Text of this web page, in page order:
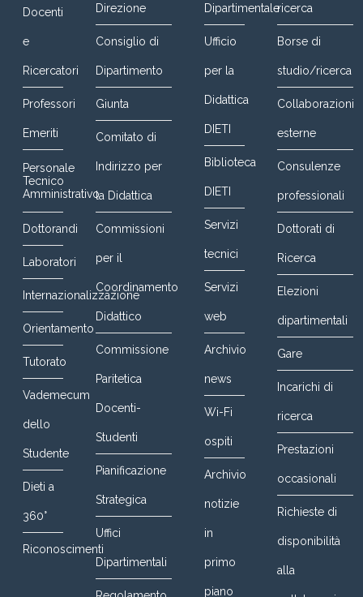
Docenti
e
Ricercatori
Professori
Emeriti
Personale
Tecnico
Amministrativo
Dottorandi
Laboratori
Internazionalizzazione
Orientamento
Tutorato
Vademecum
dello
Studente
Dieti a
360°
Riconoscimenti
Direzione
Consiglio di
Dipartimento
Giunta
Comitato di
Indirizzo per
la Didattica
Commissioni
per il
Coordinamento
Didattico
Commissione
Paritetica
Docenti-
Studenti
Pianificazione
Strategica
Uffici
Dipartimentali
Dipartimentale
Ufficio
per la
Didattica
DIETI
Biblioteca
DIETI
Servizi
tecnici
Servizi
web
Archivio
news
Wi-Fi
ospiti
Archivio
notizie
in
primo
piano
ricerca
Borse di
studio/ricerca
Collaborazioni
esterne
Consulenze
professionali
Dottorati di
Ricerca
Elezioni
dipartimentali
Gare
Incarichi di
ricerca
Prestazioni
occasionali
Richieste di
disponibilità
alla